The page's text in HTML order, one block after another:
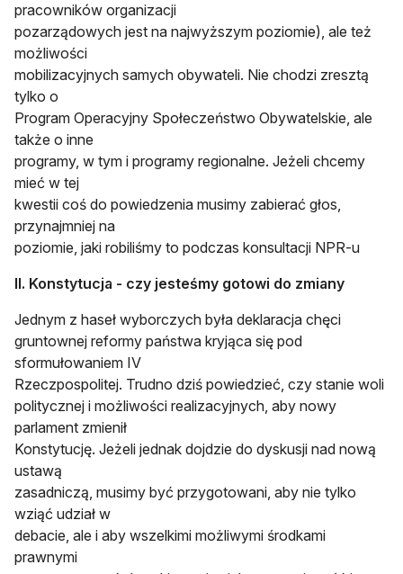
pracowników organizacji
pozarządowych jest na najwyższym poziomie), ale też
możliwości
mobilizacyjnych samych obywateli. Nie chodzi zresztą
tylko o
Program Operacyjny Społeczeństwo Obywatelskie, ale
także o inne
programy, w tym i programy regionalne. Jeżeli chcemy
mieć w tej
kwestii coś do powiedzenia musimy zabierać głos,
przynajmniej na
poziomie, jaki robiliśmy to podczas konsultacji NPR-u
II. Konstytucja - czy jesteśmy gotowi do zmiany
Jednym z haseł wyborczych była deklaracja chęci
gruntownej reformy państwa kryjąca się pod
sformułowaniem IV
Rzeczpospolitej. Trudno dziś powiedzieć, czy stanie woli
politycznej i możliwości realizacyjnych, aby nowy
parlament zmienił
Konstytucję. Jeżeli jednak dojdzie do dyskusji nad nową
ustawą
zasadniczą, musimy być przygotowani, aby nie tylko
wziąć udział w
debacie, ale i aby wszelkimi możliwymi środkami
prawnymi